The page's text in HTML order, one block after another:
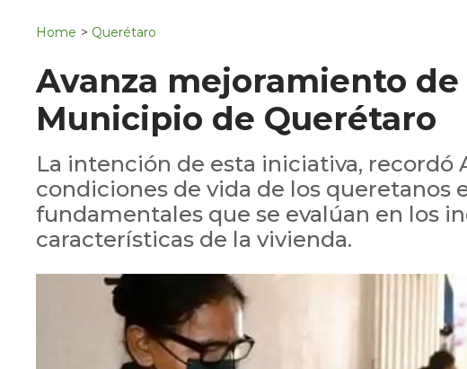
Home > Querétaro
Avanza mejoramiento
Municipio de Querétaro
La intención de esta iniciativa, recordó
condiciones de vida de los queretanos
fundamentales que se evalúan en los
características de la vivienda.